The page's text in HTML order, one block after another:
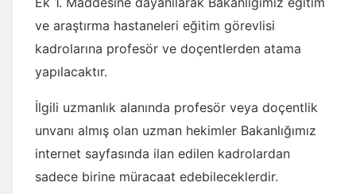
ve araştırma hastaneleri eğitim görevlisi
kadrolarına profesör ve doçentlerden atama
yapılacaktır.
İlgili uzmanlık alanında profesör veya doçentlik
unvanı almış olan uzman hekimler Bakanlığımız
internet sayfasında ilan edilen kadrolardan
sadece birine müracaat edebileceklerdir.